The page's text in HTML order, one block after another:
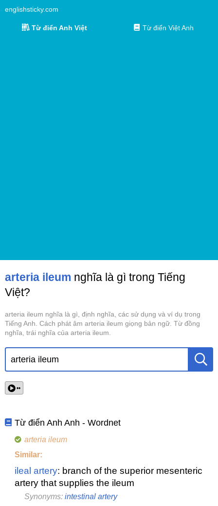
englishsticky.com
Từ điển Anh Việt Từ điển Việt Anh
arteria ileum nghĩa là gì trong Tiếng
Việt?
arteria ileum nghĩa là gì, định nghĩa, các sử dụng và ví dụ trong
Tiếng Anh. Cách phát âm arteria ileum giọng bản ngữ. Từ đồng
nghĩa, trái nghĩa của arteria ileum.
••
Từ điển Anh Anh - Wordnet
arteria ileum
Similar:
ileal artery: branch of the superior mesenteric
artery that supplies the ileum
Synonyms: intestinal artery